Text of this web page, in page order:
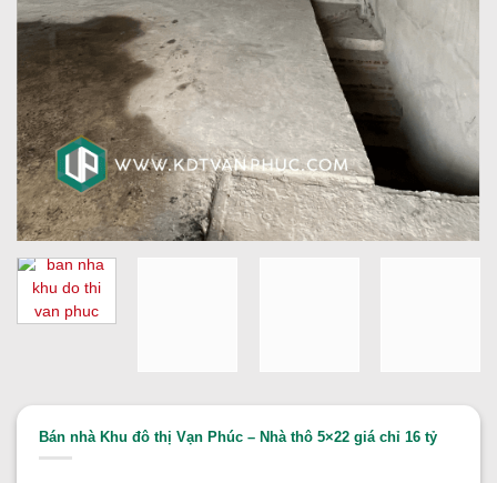
Bán nhà Khu đô thị Vạn Phúc – Nhà thô 5×22 giá chỉ 16 tỷ